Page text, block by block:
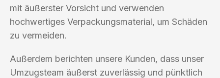
mit äußerster Vorsicht und verwenden
hochwertiges Verpackungsmaterial, um Schäden
zu vermeiden.
Außerdem berichten unsere Kunden, dass unser
Umzugsteam äußerst zuverlässig und pünktlich